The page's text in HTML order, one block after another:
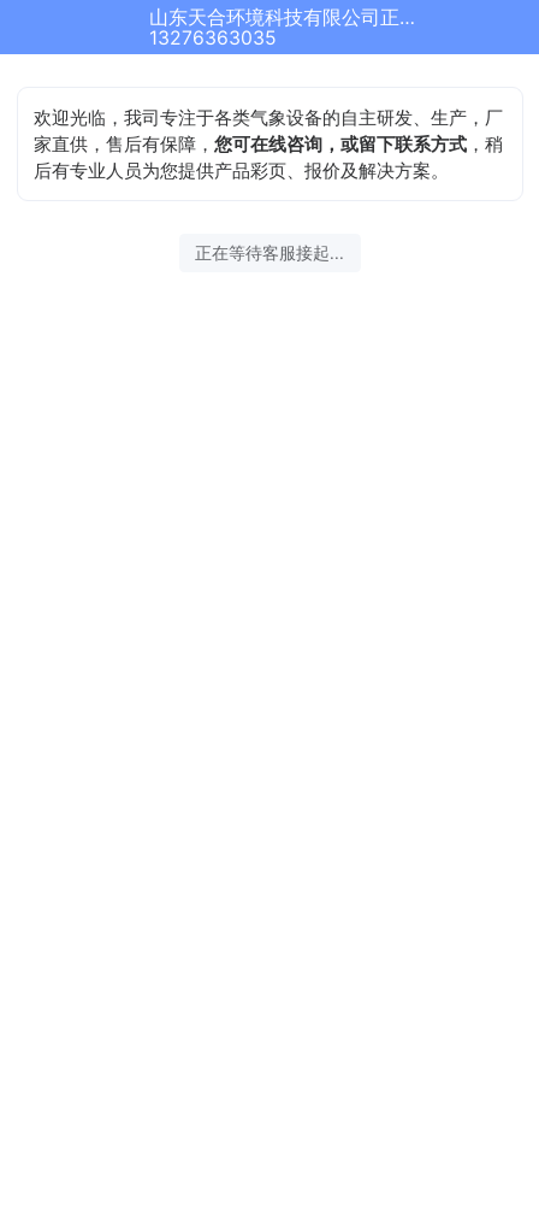
山东天合环境科技有限公司正在为您服务
13276363035
欢迎光临，我司专注于各类气象设备的自主研发、生产，厂
家直供，售后有保障，您可在线咨询，或留下联系方式 ，稍
后有专业人员为您提供产品彩页、报价及解决方案。
正在等待客服接起...